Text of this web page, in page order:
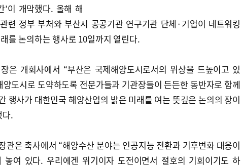
’이 개막했다. 올해 해
련 정부 부처와 부산시 공공기관 연구기관 단체·기업이 네트워킹
를 논의하는 행사로 10일까지 열린다.
은 개회사에서 “부산은 국제해양도시로서의 위상을 드높이고 있
도시로 도약하도록 전문가들과 기관장들이 든든한 동반자로 함께
행사가 대한민국 해양산업의 밝은 미래를 여는 뜻깊은 논의의 장이
다.
관은 축사에서 “해양수산 분야는 인공지능 전환과 기후변화 대응이
놓여 있다. 우리에겐 위기이자 도전이면서 절호의 기회이기도 하